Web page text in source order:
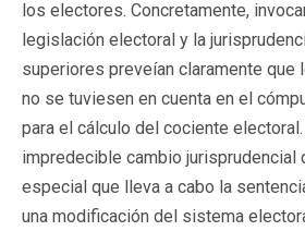
los electores. Concretamente,
legislación electoral y la
superiores preveían claramente que
no se tuviesen en cuenta en el
para el cálculo del cociente
impredecible cambio jurisprudencial
especial que lleva a cabo la
una modificación del sistema